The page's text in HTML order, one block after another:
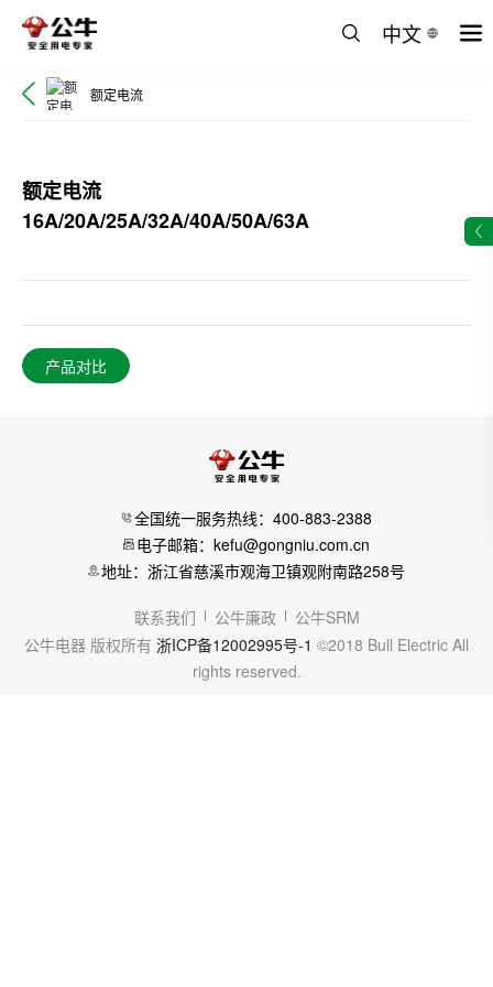
中文
额定电流
额定电流
16A/20A/25A/32A/40A/50A/63A
产品对比
全国统一服务热线：400-883-2388
电子邮箱：kefu@gongniu.com.cn
地址：浙江省慈溪市观海卫镇观附南路258号
联系我们 公牛廉政
公牛SRM
公牛电器 版权所有 浙ICP备12002995号-1 ©2018 Bull Electric All
rights reserved.